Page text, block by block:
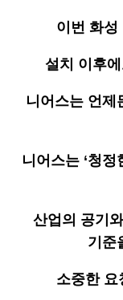
이번 화성
설치 이후
니어스는 언제
니어스는 ‘청정
산업의 공기
기준
소중한 요